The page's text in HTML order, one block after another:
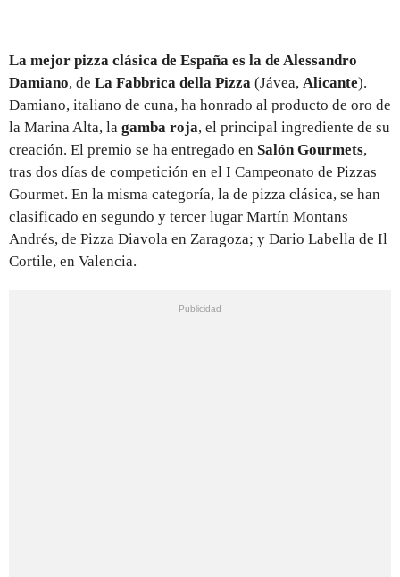
La mejor pizza clásica de España es la de Alessandro
Damiano, de La Fabbrica della Pizza (Jávea, Alicante).
Damiano, italiano de cuna, ha honrado al producto de oro de
la Marina Alta, la gamba roja, el principal ingrediente de su
creación. El premio se ha entregado en Salón Gourmets,
tras dos días de competición en el I Campeonato de Pizzas
Gourmet. En la misma categoría, la de pizza clásica, se han
clasificado en segundo y tercer lugar Martín Montans
Andrés, de Pizza Diavola en Zaragoza; y Dario Labella de Il
Cortile, en Valencia.